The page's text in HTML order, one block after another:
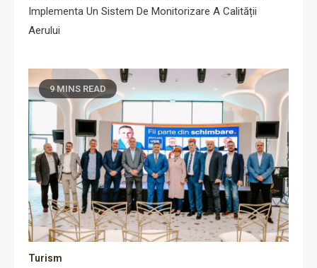
Implementa Un Sistem De Monitorizare A Calității
Aerului
9 MINS READ
Turism